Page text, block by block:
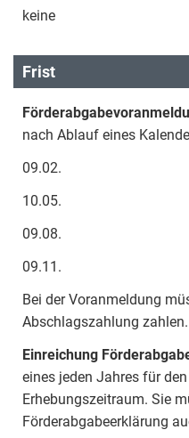
keine
Frist
nach Ablauf eines
09.02.
10.05.
09.08.
09.11.
Bei der Voranmeldung
Abschlagszahlung zahlen.
Einreichung
eines jeden Jahres für
Erhebungszeitraum. Sie
Förderabgabeerklärung